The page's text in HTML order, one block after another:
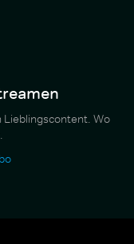
Lieblingscontent. Wo